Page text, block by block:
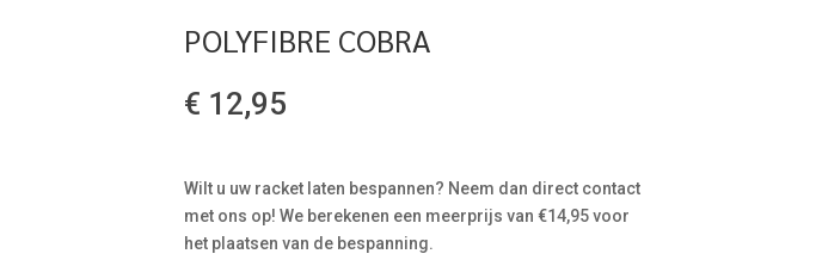
POLYFIBRE COBRA
€ 12,95
Wilt u uw racket laten bespannen? Neem dan direct contact
met ons op! We berekenen een meerprijs van €14,95 voor
het plaatsen van de bespanning.